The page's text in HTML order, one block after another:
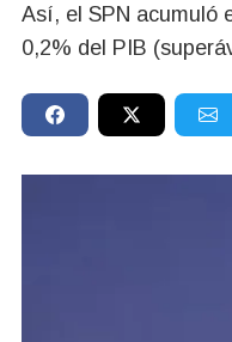
Así, el SPN acumuló
0,2% del PIB